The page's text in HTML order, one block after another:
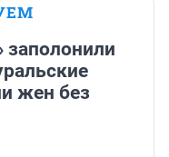
заполонили
жен без